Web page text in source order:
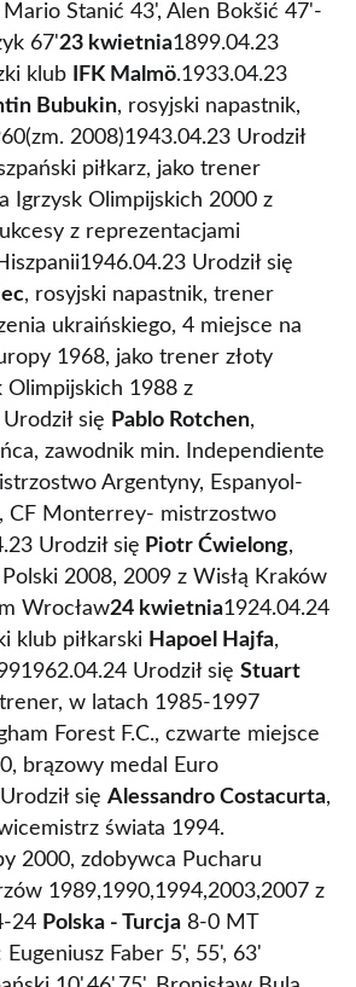
Stanić 43', Alen Bokšić 47'-
67'23 kwietnia1899.04.23
klub
IFK Malmö.1933.04.23
Bubukin, rosyjski napastnik,
2008)1943.04.23 Urodził
piłkarz, jako trener
Igrzysk Olimpijskich 2000 z
z reprezentacjami
Urodził się
, rosyjski napastnik, trener
ukraińskiego, 4 miejsce na
1968, jako trener złoty
Olimpijskich 1988 z
się Pablo Rotchen,
zawodnik min. Independiente
Argentyny, Espanyol-
CF Monterrey- mistrzostwo
Urodził się Piotr Ćwielong,
2008, 2009 z Wisłą Kraków
Wrocław24 kwietnia1924.04.24
klub piłkarski Hapoel Hajfa,
Urodził się Stuart
w latach 1985-1997
Forest F.C., czwarte miejsce
brązowy medal Euro
się Alessandro Costacurta,
świata 1994.
2000, zdobywca Pucharu
1989,1990,1994,2003,2007 z
24 Polska - Turcja 8-0 MT
Faber 5', 55', 63'